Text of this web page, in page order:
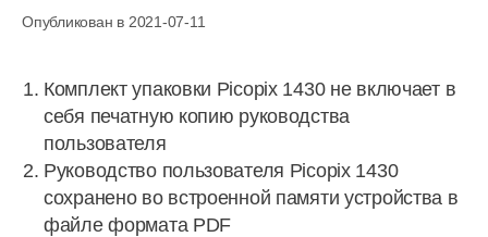
Опубликован в 2021-07-11
Комплект упаковки Picopix 1430 не включает в
себя печатную копию руководства
пользователя
Руководство пользователя Picopix 1430
сохранено во встроенной памяти устройства в
файле формата PDF